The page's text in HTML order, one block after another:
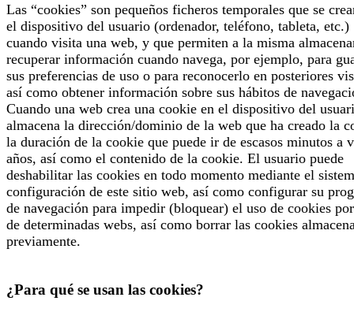
Las “cookies” son pequeños ficheros temporales que se
el dispositivo del usuario (ordenador, teléfono, tableta, etc.)
cuando visita una web, y que permiten a la misma
recuperar información cuando navega, por ejemplo, para
sus preferencias de uso o para reconocerlo en posteriores
así como obtener información sobre sus hábitos de
Cuando una web crea una cookie en el dispositivo del
almacena la dirección/dominio de la web que ha creado la
la duración de la cookie que puede ir de escasos minutos a
años, así como el contenido de la cookie. El usuario puede
deshabilitar las cookies en todo momento mediante el
configuración de este sitio web, así como configurar su
de navegación para impedir (bloquear) el uso de cookies
de determinadas webs, así como borrar las cookies
previamente.
¿Para qué se usan las cookies?